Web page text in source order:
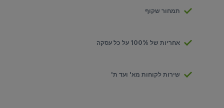
תמחור שקוף
אחריות של 100% על כל עסקה
שירות לקוחות מא' ועד ת'